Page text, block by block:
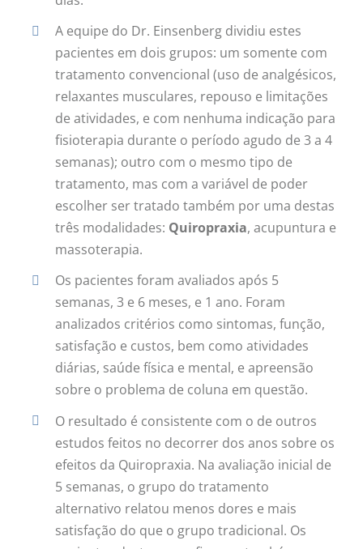
A equipe do Dr. Einsenberg dividiu estes
pacientes em dois grupos: um somente com
tratamento convencional (uso de analgésicos,
relaxantes musculares, repouso e limitações
de atividades, e com nenhuma indicação para
fisioterapia durante o período agudo de 3 a 4
semanas); outro com o mesmo tipo de
tratamento, mas com a variável de poder
escolher ser tratado também por uma destas
três modalidades: Quiropraxia, acupuntura e
massoterapia.
Os pacientes foram avaliados após 5
semanas, 3 e 6 meses, e 1 ano. Foram
analizados critérios como sintomas, função,
satisfação e custos, bem como atividades
diárias, saúde física e mental, e apreensão
sobre o problema de coluna em questão.
O resultado é consistente com o de outros
estudos feitos no decorrer dos anos sobre os
efeitos da Quiropraxia. Na avaliação inicial de
5 semanas, o grupo do tratamento
alternativo relatou menos dores e mais
satisfação do que o grupo tradicional. Os